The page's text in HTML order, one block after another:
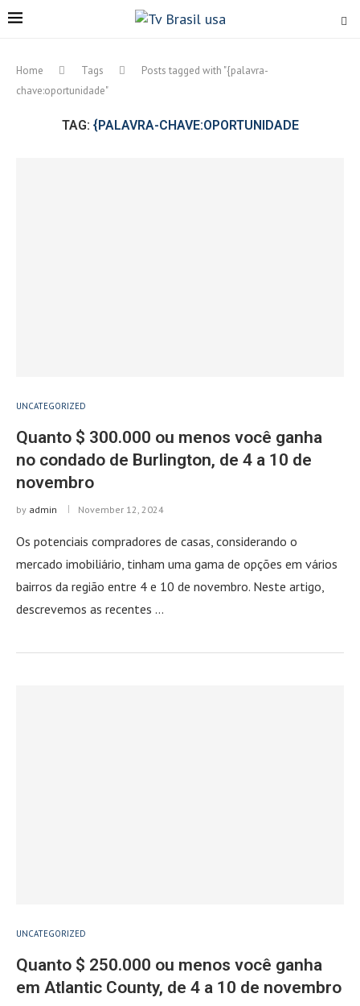
Home Tags
Posts tagged with "{palavra-
chave:oportunidade"
TAG: {PALAVRA-CHAVE:OPORTUNIDADE
UNCATEGORIZED
Quanto $ 300.000 ou menos você ganha
no condado de Burlington, de 4 a 10 de
novembro
by admin November 12, 2024
Os potenciais compradores de casas, considerando o
mercado imobiliário, tinham uma gama de opções em vários
bairros da região entre 4 e 10 de novembro. Neste artigo,
descrevemos as recentes …
UNCATEGORIZED
Quanto $ 250.000 ou menos você ganha
em Atlantic County, de 4 a 10 de novembro